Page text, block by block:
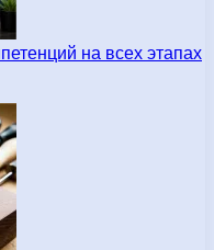
на всех этапах